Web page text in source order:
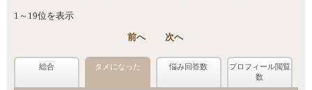
1～19位を表示
前へ 次へ
総合 タメになった 悩み回答数
プロフィール閲覧
数